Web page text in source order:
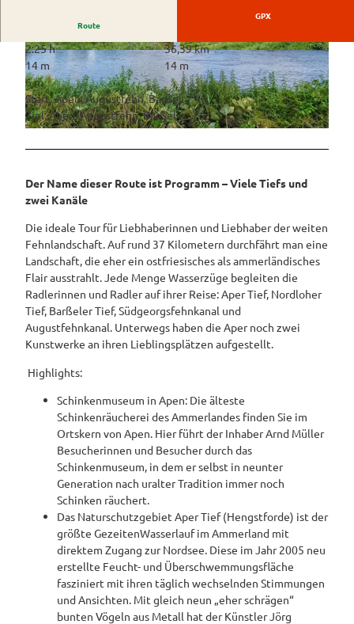
Rennradtouren
Wanderwege
Service
Alle
Radwa
nderkar
Fahrrad
verleih
E-Bike-
Ladesta
tionen
ADFC
Routen
paten
Parks
Gärten
Gärten
im
Überblick
Parklandschaft
Alle Themen
Park der Gärten
Rhododendron
park Gristede
Rhododendronblüte
des
offenen
Gartens
Erleben
&
Genießen
Alle
Themen
Sehenswürdigkeiten
Freizeit
n
Wasser
aktivitä
ten
Familie
n- und
ktivität
en
Gesundheit
Regionale
Spezialitäten
Gastronomie
Veranstaltungen
& Führungen
Übersicht
Veranstaltungskalender
STADTRADELN
Service
Prospektbestellung
Kartenbestellung
Barrierefrei
Anreise
Kontakt
Alle
Themen
Unterkunftsübersicht
Hotels
Ferienwohnungen
Ferienhäuser
Camping
und
Reisemobil
© Ammerland Touristik, Ostfriesland Tourismus
GmbH |
CC-BY-SA
© Ammerland Touristik, Ostfriesland Tourismus
GmbH
Route
GPX
2:25 h
36,39 km
14 m
14 m
6 m
Start: Apen, Augustfehn, Barßel
Ziel: Apen, Augustfehn, Barßel
Der Name dieser Route ist Programm – Viele Tiefs und
zwei Kanäle
Die ideale Tour für Liebhaberinnen und Liebhaber der weiten
Fehnlandschaft. Auf rund 37 Kilometern durchfährt man eine
Landschaft, die eher ein ostfriesisches als ammerländisches
Flair ausstrahlt. Jede Menge Wasserzüge begleiten die
Radlerinnen und Radler auf ihrer Reise: Aper Tief, Nordloher
Tief, Barßeler Tief, Südgeorgsfehnkanal und
Augustfehnkanal. Unterwegs haben die Aper noch zwei
Kunstwerke an ihren Lieblingsplätzen aufgestellt.
Highlights:
Schinkenmuseum in Apen: Die älteste
Schinkenräucherei des Ammerlandes finden Sie im
Ortskern von Apen. Hier führt der Inhaber Arnd Müller
Besucherinnen und Besucher durch das
Schinkenmuseum, in dem er selbst in neunter
Generation nach uralter Tradition immer noch
Schinken räuchert.
Das Naturschutzgebiet Aper Tief (Hengstforde) ist der
größte GezeitenWasserlauf im Ammerland mit
direktem Zugang zur Nordsee. Diese im Jahr 2005 neu
erstellte Feucht- und Überschwemmungsfläche
fasziniert mit ihren täglich wechselnden Stimmungen
und Ansichten. Mit gleich neun „eher schrägen“
bunten Vögeln aus Metall hat der Künstler Jörg